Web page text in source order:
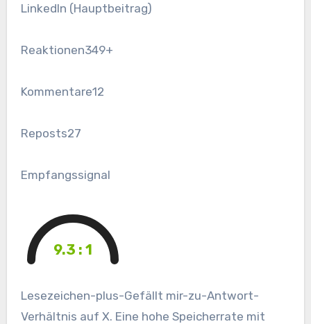
LinkedIn (Hauptbeitrag)
Reaktionen349+
Kommentare12
Reposts27
Empfangssignal
9.3 : 1
Lesezeichen-plus-Gefällt mir-zu-Antwort-
Verhältnis auf X. Eine hohe Speicherrate mit